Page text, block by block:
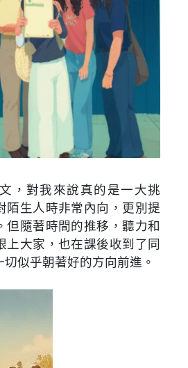
，對我來說真的是一大挑
陌生人時非常內向，更別提
但隨著時間的推移，聽力和
上大家，也在課後收到了同
似乎朝著好的方向前進。